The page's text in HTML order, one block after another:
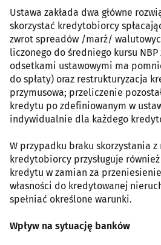
Ustawa zakłada dwa główne
skorzystać kredytobiorcy
zwrot spreadów /marż/
liczonego do średniego kursu
odsetkami ustawowymi ma
do spłaty) oraz restrukturyzacja
przymusowa; przeliczenie
kredytu po zdefiniowanym w
indywidualnie dla każdego
W przypadku braku skorzystania
kredytobiorcy przysługuje
kredytu w zamian za
własności do kredytowanej
spełniać określone warunki.
Wpływ na sytuację banków